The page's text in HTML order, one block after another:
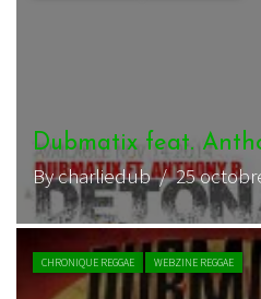
Dubmatix feat.
By charliedub/ 25
CHRONIQUE REGGAE WEBZINE REGGAE